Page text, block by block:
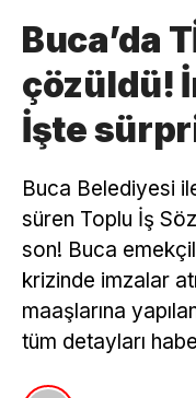
Buca’da
çözüldü!
İşte
Buca Belediyesi
süren Toplu İş
son! Buca
krizinde imzalar
maaşlarına
tüm detayları